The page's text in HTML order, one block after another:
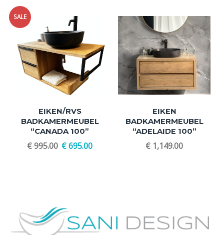
SALE
EIKEN/RVS
BADKAMERMEUBEL
“CANADA 100”
€995.00 €695.00
EIKEN
BADKAMERMEUBEL
“ADELAIDE 100”
€ 1,149.00